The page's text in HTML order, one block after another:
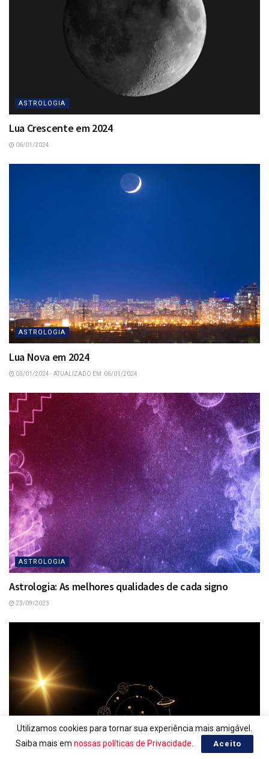
ASTROLOGIA
Lua Crescente em 2024
06/01/2024
ASTROLOGIA
Lua Nova em 2024
03/01/2024 - ATUALIZADO EM: 06/01/2024
ASTROLOGIA
Astrologia: As melhores qualidades de cada signo
23/09/2023
Utilizamos cookies para tornar sua experiência mais amigável.
Saiba mais em nossas políticas de Privacidade Aceito